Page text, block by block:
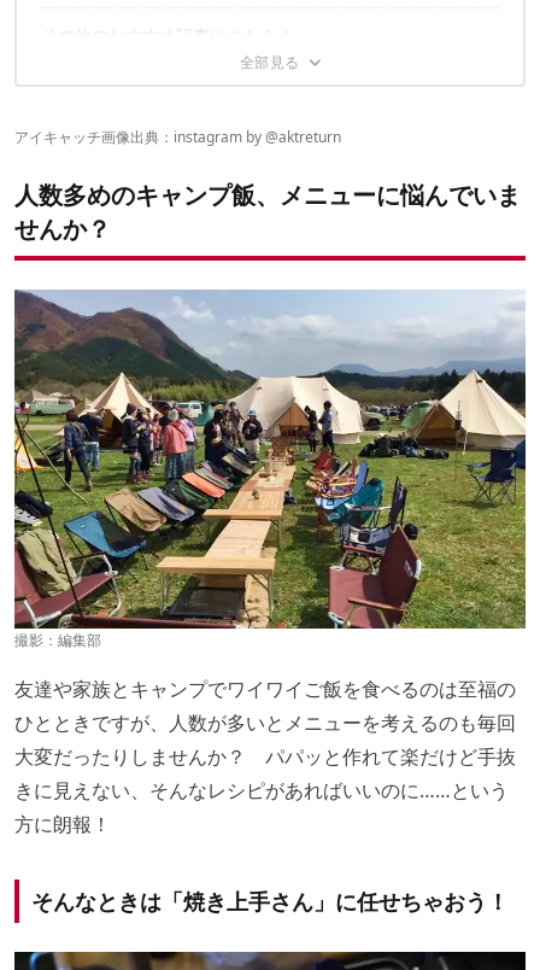
鉄板deメキシカン！スパイスがふんわり香る「タコライス」
ボリューム感ハンパないって！スタミナ満点「豚キムチ蒸し」
子供も大人もみんな大好き！トロトロたまごの「鉄板オムナポリ
とろけ出すチーズにやみつき間違いなし！「チーズタッカルビ」
テイクアウトフードも華やかに！「コストコ ハイローラー」
山でも食べたい海のごちそう！シーフードたっぷりの「パエリ
ア」
撤収直前まで大活躍！「超時短朝ごはん」
その他のおすすめ記事はこちら！
アイキャッチ画像出典：instagram by@aktreturn
人数多めのキャンプ飯、メニューに悩んでいま
せんか？
撮影：編集部
友達や家族とキャンプでワイワイご飯を食べるのは至福の
ひとときですが、人数が多いとメニューを考えるのも毎回
大変だったりしませんか？ パパッと作れて楽だけど手抜
きに見えない、そんなレシピがあればいいのに……という
方に朗報！
そんなときは「焼き上手さん」に任せちゃおう！